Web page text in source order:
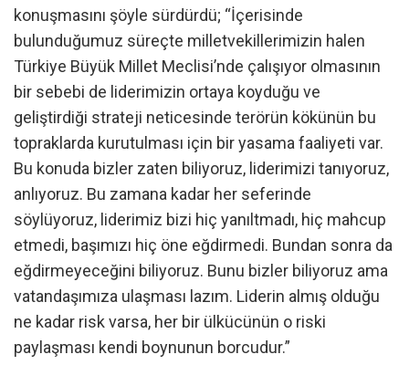
konuşmasını şöyle sürdürdü; “İçerisinde
bulunduğumuz süreçte milletvekillerimizin halen
Türkiye Büyük Millet Meclisi’nde çalışıyor olmasının
bir sebebi de liderimizin ortaya koyduğu ve
geliştirdiği strateji neticesinde terörün kökünün bu
topraklarda kurutulması için bir yasama faaliyeti var.
Bu konuda bizler zaten biliyoruz, liderimizi tanıyoruz,
anlıyoruz. Bu zamana kadar her seferinde
söylüyoruz, liderimiz bizi hiç yanıltmadı, hiç mahcup
etmedi, başımızı hiç öne eğdirmedi. Bundan sonra da
eğdirmeyeceğini biliyoruz. Bunu bizler biliyoruz ama
vatandaşımıza ulaşması lazım. Liderin almış olduğu
ne kadar risk varsa, her bir ülkücünün o riski
paylaşması kendi boynunun borcudur.”